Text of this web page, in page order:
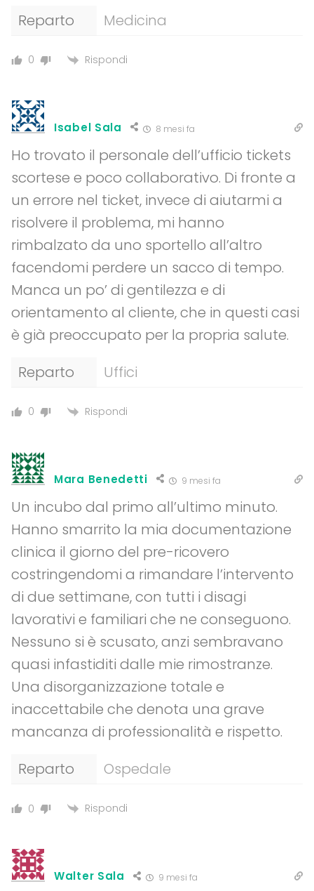
Reparto Medicina
0 Rispondi
Isabel Sala 8 mesi fa
Ho trovato il personale dell’ufficio tickets
scortese e poco collaborativo. Di fronte a
un errore nel ticket, invece di aiutarmi a
risolvere il problema, mi hanno
rimbalzato da uno sportello all’altro
facendomi perdere un sacco di tempo.
Manca un po’ di gentilezza e di
orientamento al cliente, che in questi casi
è già preoccupato per la propria salute.
Reparto
Uffici
0 Rispondi
Mara Benedetti 9 mesi fa
Un incubo dal primo all’ultimo minuto.
Hanno smarrito la mia documentazione
clinica il giorno del pre-ricovero
costringendomi a rimandare l’intervento
di due settimane, con tutti i disagi
lavorativi e familiari che ne conseguono.
Nessuno si è scusato, anzi sembravano
quasi infastiditi dalle mie rimostranze.
Una disorganizzazione totale e
inaccettabile che denota una grave
mancanza di professionalità e rispetto.
Reparto
Ospedale
0 Rispondi
Walter Sala 9 mesi fa